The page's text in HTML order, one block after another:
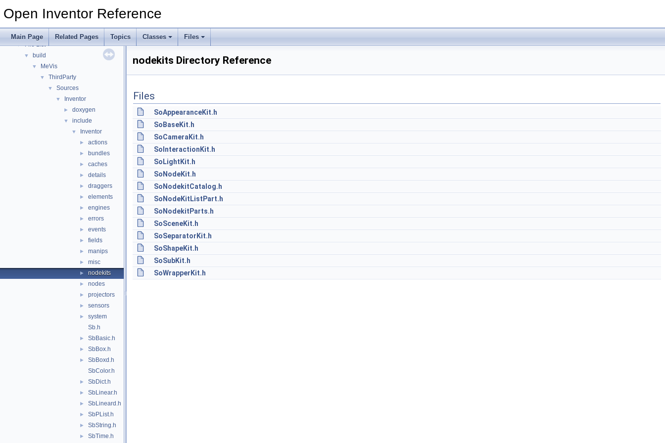
Open Inventor Reference
Main Page Related Pages Topics Classes Files
► Topics
▼ Files
▼ File List
▼ build
▼ MeVis
▼ ThirdParty
▼ Sources
▼ Inventor
► doxygen
▼ include
▼ Inventor
► actions
► bundles
► caches
► details
► draggers
► elements
► engines
► errors
► events
► fields
► manips
► misc
► nodekits
► nodes
► projectors
► sensors
►
system
Sb.h
► SbBasic.h
► SbBox.h
►
SbBoxd.h
SbColor.h
► SbDict.h
► SbLinear.h
► SbLineard.h
► SbPList.h
► SbString.h
► SbTime.h
nodekits Directory Reference
Files
SoAppearanceKit.h
SoBaseKit.h
SoCameraKit.h
SoInteractionKit.h
SoLightKit.h
SoNodeKit.h
SoNodekitCatalog.h
SoNodeKitListPart.h
SoNodekitParts.h
SoSceneKit.h
SoSeparatorKit.h
SoShapeKit.h
SoSubKit.h
SoWrapperKit.h